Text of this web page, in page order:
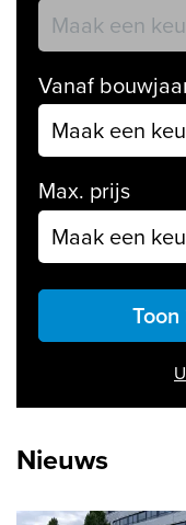
Vanaf
Max. prijs
Nieuws